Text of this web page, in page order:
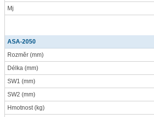
Mj
ASA-2050
Rozměr (mm)
Délka (mm)
SW1 (mm)
SW2 (mm)
Hmotnost(kg)